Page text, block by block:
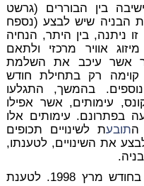
התקיימה ישיבה בין הבוררים (גרשט
הבניה שיש לבצע (נספח
ניתנה, בין היתר, הנחיה
אוויר מרכזי ולתאם
אשר עיכב את השלמת
קוימה רק בתחילת חודש
בהמשך, התגלעו
עימותים, אשר אפילו
בפתרונם. עימותים אלו
התובעת לשינויים תכופים
את השינויים, לטענתו,
7. שיאם של עימותים אלו הגיע בחודש מרץ 1998. לטענת